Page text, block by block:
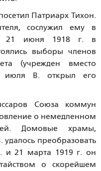
Патриарх Тихон.
сослужил ему в
21 июня 1918 г. в
выборы членов
(учрежден вместо
июля В. открыл его
Союза коммун
о немедленном
Домовые храмы,
преобразовать
и 21 марта 1919 г. он
о скорейшем